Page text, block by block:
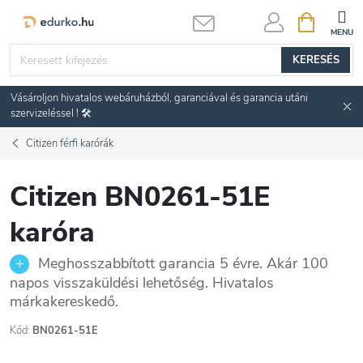
KERESÉS
KOSÁR
Vásároljon hivatalos webáruházból, garanciával és garancia utáni
szervizeléssel ! 🛠️
Citizen férfi karórák
Citizen BN0261-51E
karóra
Meghosszabbított garancia 5 évre. Akár 100
napos visszaküldési lehetőség. Hivatalos
márkakereskedő.
Kód: BN0261-51E